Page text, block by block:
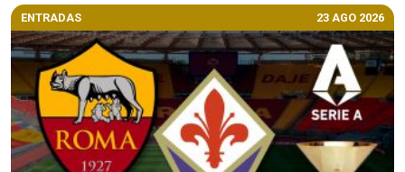
ENTRADAS 23 AGO 2026